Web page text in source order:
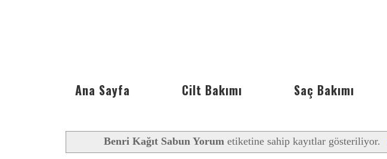
Ana Sayfa Cilt Bakımı Saç Bakımı
Benri Kağıt Sabun Yorumetiketine sahip kayıtlar gösteriliyor.